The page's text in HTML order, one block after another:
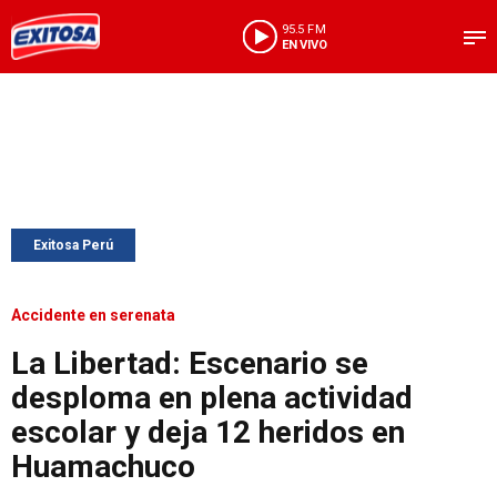
95.5 FM
EN VIVO
Exitosa Perú
Accidente en serenata
La Libertad: Escenario se
desploma en plena actividad
escolar y deja 12 heridos en
Huamachuco